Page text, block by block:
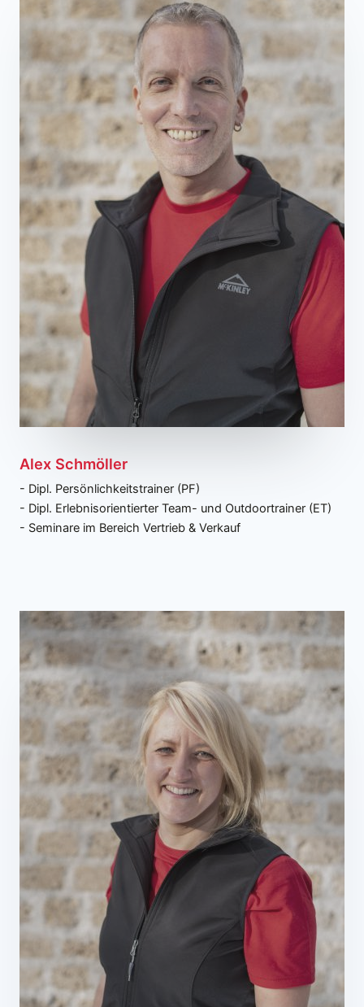
Alex Schmöller
- Dipl. Persönlichkeitstrainer (PF)
- Dipl. Erlebnisorientierter Team- und Outdoortrainer (ET)
- Seminare im Bereich Vertrieb & Verkauf